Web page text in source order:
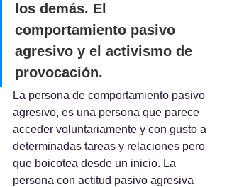
los demás. El
comportamiento pasivo
agresivo y el activismo de
provocación.
La persona de comportamiento pasivo
agresivo, es una persona que parece
acceder voluntariamente y con gusto a
determinadas tareas y relaciones pero
que boicotea desde un inicio. La
persona con actitud pasivo agresiva